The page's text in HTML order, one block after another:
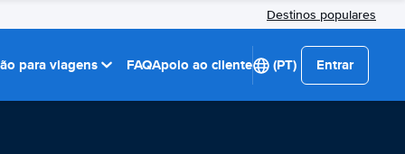
Destinos populares
para viagens FAQApoio ao cliente (PT) Entrar